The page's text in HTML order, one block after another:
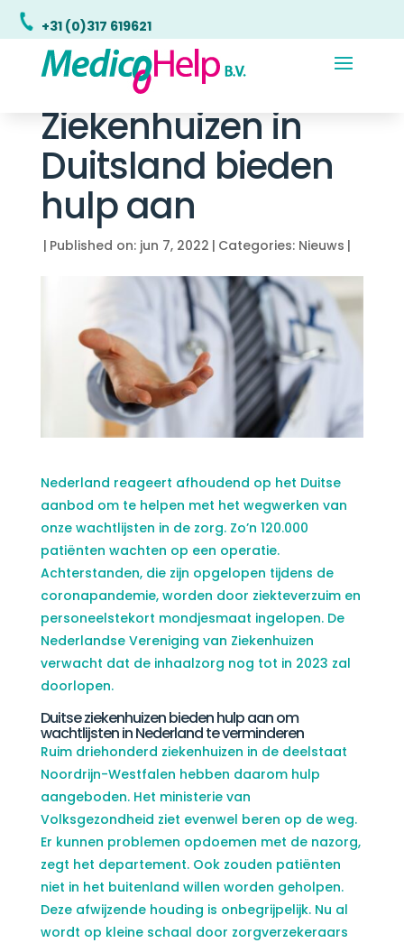
+31 (0)317 619621
Ziekenhuizen in
Duitsland bieden
hulp aan
| Published on: jun 7, 2022 | Categories: Nieuws |
Nederland reageert afhoudend op het Duitse
aanbod om te helpen met het wegwerken van
onze wachtlijsten in de zorg. Zo’n 120.000
patiënten wachten op een operatie.
Achterstanden, die zijn opgelopen tijdens de
coronapandemie, worden door ziekteverzuim en
personeelstekort mondjesmaat ingelopen. De
Nederlandse Vereniging van Ziekenhuizen
verwacht dat de inhaalzorg nog tot in 2023 zal
doorlopen.
Duitse ziekenhuizen bieden hulp aan om
wachtlijsten in Nederland te verminderen
Ruim driehonderd ziekenhuizen in de deelstaat
Noordrijn-Westfalen hebben daarom hulp
aangeboden. Het ministerie van
Volksgezondheid ziet evenwel beren op de weg.
Er kunnen problemen opdoemen met de nazorg,
zegt het departement. Ook zouden patiënten
niet in het buitenland willen worden geholpen.
Deze afwijzende houding is onbegrijpelijk. Nu al
wordt op kleine schaal door zorgverzekeraars